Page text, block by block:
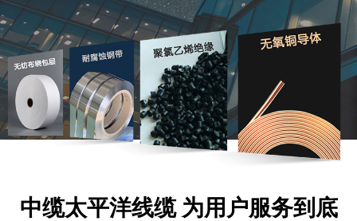
中缆太平洋线缆 为用户服务到底